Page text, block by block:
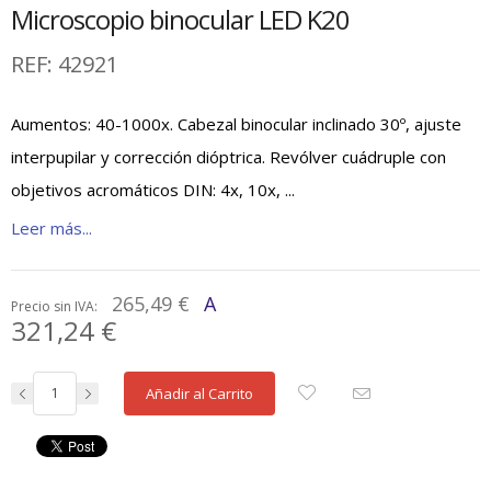
Microscopio binocular LED K20
REF: 42921
Aumentos: 40-1000x. Cabezal binocular inclinado 30º, ajuste
interpupilar y corrección dióptrica. Revólver cuádruple con
objetivos acromáticos DIN: 4x, 10x, ...
Leer más...
Precio sin IVA: 265,49 € A
321,24 €
Añadir al Carrito